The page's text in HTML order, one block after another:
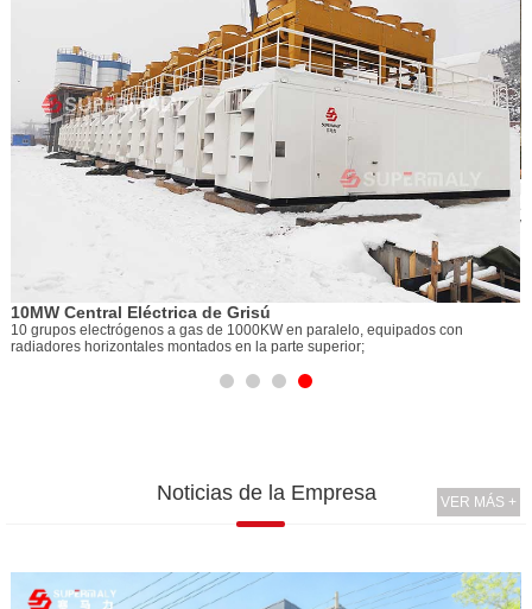
10MW Central Eléctrica de Grisú
10 grupos electrógenos a gas de 1000KW en paralelo, equipados con
radiadores horizontales montados en la parte superior;
Noticias de la Empresa VER MÁS +